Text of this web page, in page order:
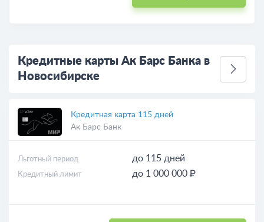
Кредитные карты Ак Барс Банка в
Новосибирске
Кредитная карта 115 дней
Ак Барс Банк
Льготный период до 115 дней
Кредитный лимит до 1 000 000 ₽